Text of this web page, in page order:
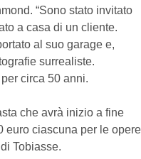
“Sono stato invitato
a casa di un cliente.
al suo garage e,
surrealiste.
circa 50 anni.
che avrà inizio a fine
euro ciascuna per le opere
Tobiasse.